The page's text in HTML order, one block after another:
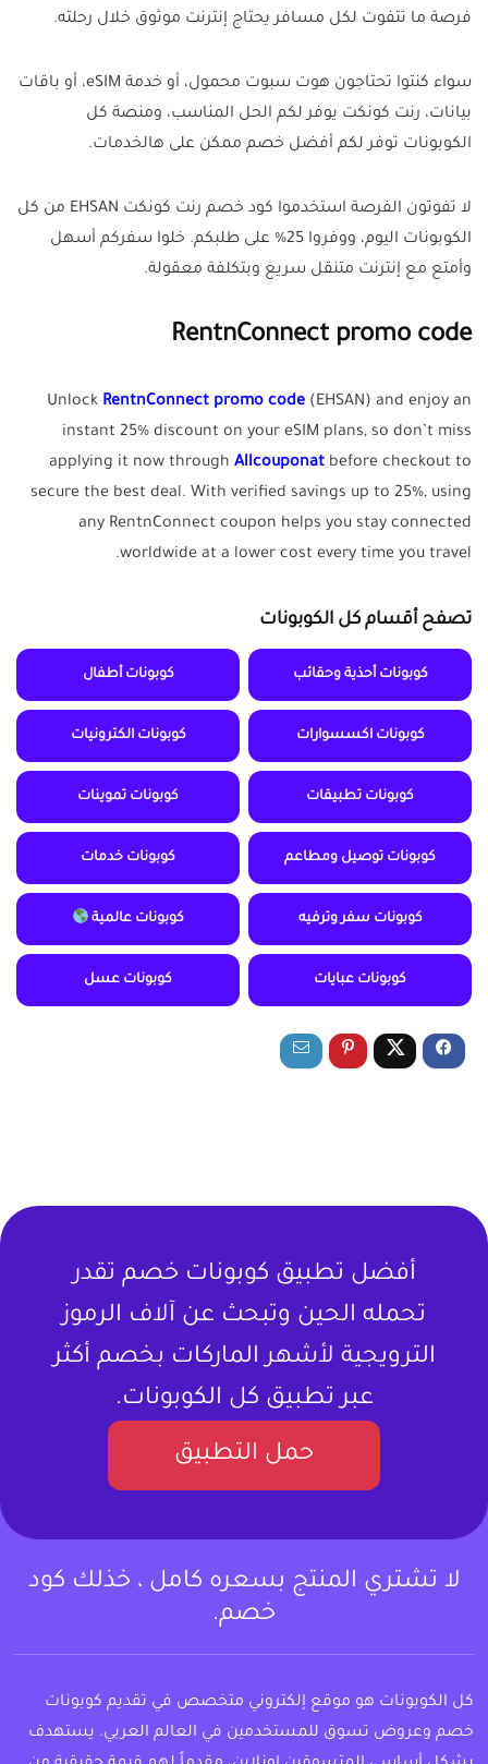
فرصة ما تتفوت لكل مسافر يحتاج إنترنت موثوق خلال رحلته.
سواء كنتوا تحتاجون هوت سبوت محمول، أو خدمة eSIM، أو باقات
بيانات، رنت كونكت يوفر لكم الحل المناسب، ومنصة كل
الكوبونات توفر لكم أفضل خصم ممكن على هالخدمات.
لا تفوتون الفرصة استخدموا كود خصم رنت كونكت EHSAN من كل
الكوبونات اليوم، ووفروا 25% على طلبكم. خلوا سفركم أسهل
وأمتع مع إنترنت متنقل سريع وبتكلفة معقولة.
RentnConnect promo code
Unlock RentnConnect promo code (EHSAN) and enjoy an
instant 25% discount on your eSIM plans, so don’t miss
applying it now through Allcouponat before checkout to
secure the best deal. With verified savings up to 25%, using
any RentnConnect coupon helps you stay connected
worldwide at a lower cost every time you travel.
تصفح أقسام كل الكوبونات
كوبونات أحذية وحقائب كوبونات أطفال
كوبونات اكسسوارات كوبونات الكترونيات
كوبونات تطبيقات كوبونات تموينات
كوبونات توصيل ومطاعم كوبونات خدمات
كوبونات سفر وترفيه كوبونات عالمية
كوبونات عبايات كوبونات عسل
أفضل تطبيق كوبونات خصم تقدر
تحمله الحين وتبحث عن آلاف الرموز
الترويجية لأشهر الماركات بخصم أكثر
عبر تطبيق كل الكوبونات.
حمل التطبيق
لا تشتري المنتج بسعره كامل ، خذلك كود
خصم.
كل الكوبونات هو موقع إلكتروني متخصص في تقديم كوبونات
خصم وعروض تسوق للمستخدمين في العالم العربي. يستهدف